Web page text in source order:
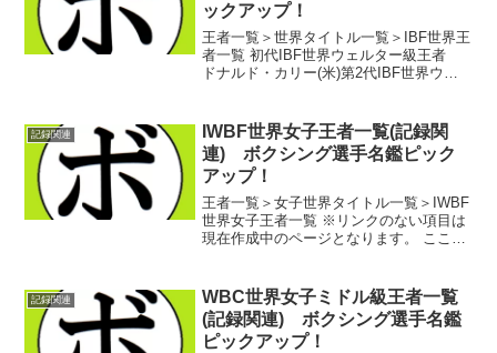
ックアップ！
王者一覧＞世界タイトル一覧＞IBF世界王
者一覧 初代IBF世界ウェルター級王者
ドナルド・カリー(米)第2代IBF世界ウェ
ブラウン(ジャマイカ)第4代IBF世界...
記録関連
IWBF世界女子王者一覧(記録関
連) ボクシング選手名鑑ピック
アップ！
王者一覧＞女子世界タイトル一覧＞IWBF
世界女子王者一覧 ※リンクのない項目は
現在作成中のページとなります。 ここで
Federation)が認定して...
記録関連
WBC世界女子ミドル級王者一覧
(記録関連) ボクシング選手名鑑
ピックアップ！